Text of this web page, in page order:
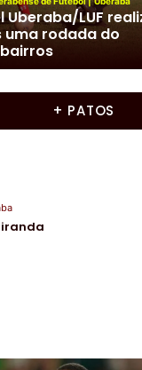
Uberaba/LUF
uma rodada do
+ PATOS